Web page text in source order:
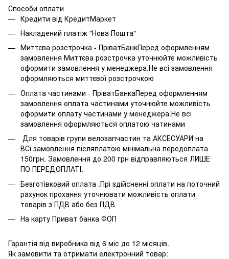
Способи оплати
Кредити від КредитМаркет
Накладений платіж "Нова Пошта"
Миттєва розстрочка - ПріватБанкПеред оформленням
замовлення Миттєва розстрочка уточнюйте можливість
оформити замовлення у менеджера.Не всі замовлення
оформляються миттєвої розстрочкою
Оплата частинами - ПріватБанкаПеред оформленням
замовлення оплата частинами уточнюйте можливість
оформити оплату частинами у менеджера.Не всі
замовлення оформляються оплатою чатинами
Для товарів групи велозапчастин та АКСЕСУАРИ на
ВСі замовлення післяплатою мінімальна передоплата
150грн. Замовлення до 200 грн відправляються ЛИШЕ
ПО ПЕРЕДОПЛАТІ.
Безготівковий оплата .Прі здійсненні оплати на поточний
рахунок прохання уточнювати можливість оплати
товарів з ПДВ або без ПДВ
На карту Приват банка ФОП
Гарантія від виробника від 6 міс до 12 місяців.
Як замовити та отримати електронний товар: